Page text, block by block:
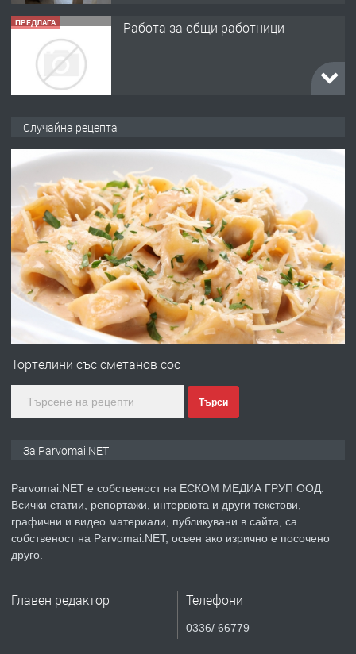
ПРЕДЛАГА
преди 1 година
преди 1 година
ПРЕДЛАГА
Монтажник на малки детайли за
медицинската индустрия
преди 1 година
Уроци по Математика
преди 1 година
ТЪРСИ Търсим работник
Случайна рецепта
Тортелини със сметанов сос
Търси
За Parvomai.NET
Parvomai.NET е собственост на ЕСКОМ МЕДИА ГРУП ООД.
Всички статии, репортажи, интервюта и други текстови,
графични и видео материали, публикувани в сайта, са
собственост на Parvomai.NET, освен ако изрично е посочено
друго.
Главен редактор Телефони
0336/ 66779